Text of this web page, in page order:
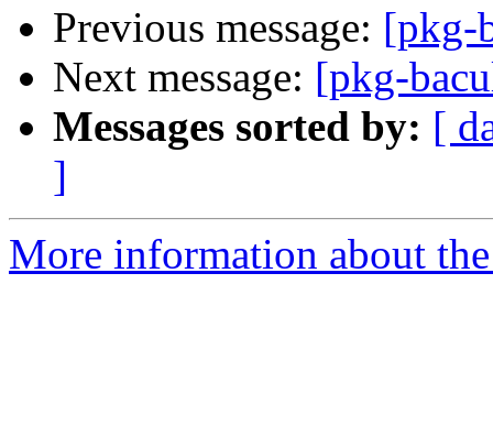
Previous message: [pkg-
Next message: [pkg-
Messages sorted by: [
]
More information about